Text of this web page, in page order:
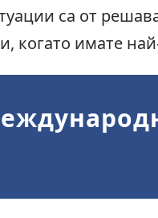
са от
когато имате